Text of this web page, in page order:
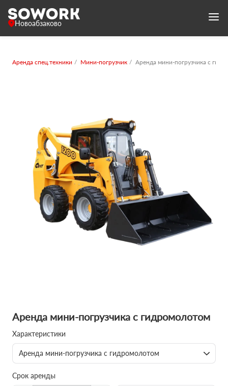
Новоабзаково
Аренда спец.техники Мини-погрузчик Аренда мини-погрузчика с
Аренда мини-погрузчика с гидромолотом
Характеристики
Аренда мини-погрузчика с гидромолотом
Срок аренды